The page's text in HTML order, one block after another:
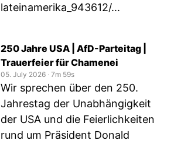
lateinamerika_943612/...
250 Jahre USA | AfD-Parteitag |
Trauerfeier für Chamenei
05. July 2026 ‧ 7m 59s
Wir sprechen über den 250.
Jahrestag der Unabhängigkeit
der USA und die Feierlichkeiten
rund um Präsident Donald